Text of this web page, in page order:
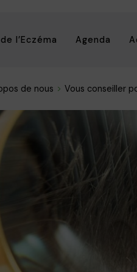
l’Eczéma Agenda
de nous Vous conseiller